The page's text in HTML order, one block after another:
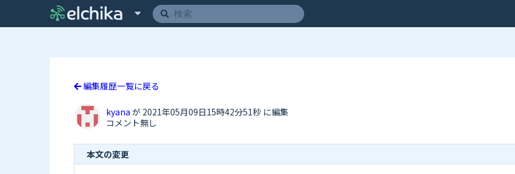
編集履歴一覧に戻る
kyana が 2021年05月09日15時42分51秒 に編集
コメント無し
本文の変更